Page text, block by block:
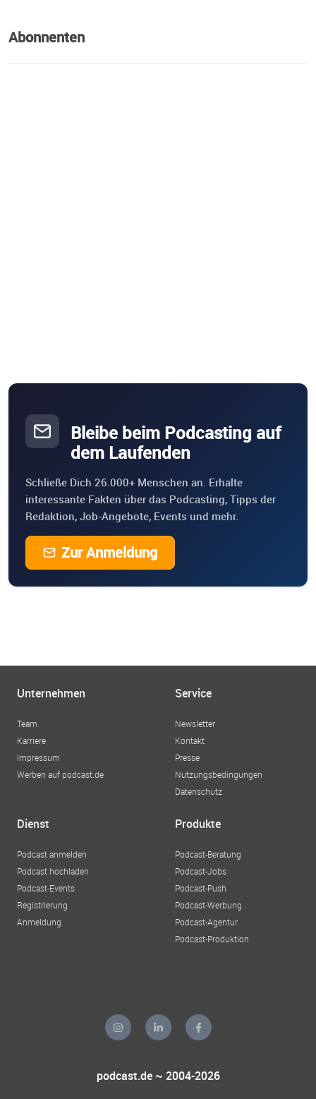
Abonnenten
Bleibe beim Podcasting auf
dem Laufenden
Schließe Dich 26.000+ Menschen an. Erhalte
interessante Fakten über das Podcasting, Tipps der
Redaktion, Job-Angebote, Events und mehr.
Zur Anmeldung
Unternehmen
Team
Karriere
Impressum
Werben auf podcast.de
Service
Newsletter
Kontakt
Presse
Nutzungsbedingungen
Datenschutz
Dienst
Podcast anmelden
Podcast hochladen
Podcast-Events
Registrierung
Anmeldung
Produkte
Podcast-Beratung
Podcast-Jobs
Podcast-Push
Podcast-Werbung
Podcast-Agentur
Podcast-Produktion
podcast.de ~ 2004-2026